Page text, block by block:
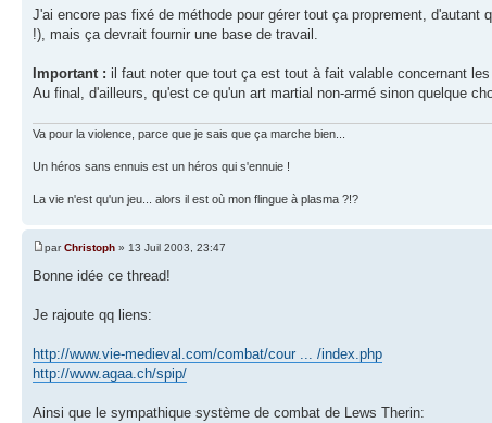
J'ai encore pas fixé de méthode pour gérer tout ça proprement,
!), mais ça devrait fournir une base de travail.
Important : il faut noter que tout ça est tout à fait valable concernant
Au final, d'ailleurs, qu'est ce qu'un art martial non-armé sinon quelque
Va pour la violence, parce que je sais que ça marche bien...
Un héros sans ennuis est un héros qui s'ennuie !
La vie n'est qu'un jeu... alors il est où mon flingue à plasma ?!?
parChristoph » 13 Juil 2003, 23:47
Bonne idée ce thread!
Je rajoute qq liens:
http://www.vie-medieval.com/combat/cour ... /index.php
http://www.agaa.ch/spip/
Ainsi que le sympathique système de combat de Lews Therin: